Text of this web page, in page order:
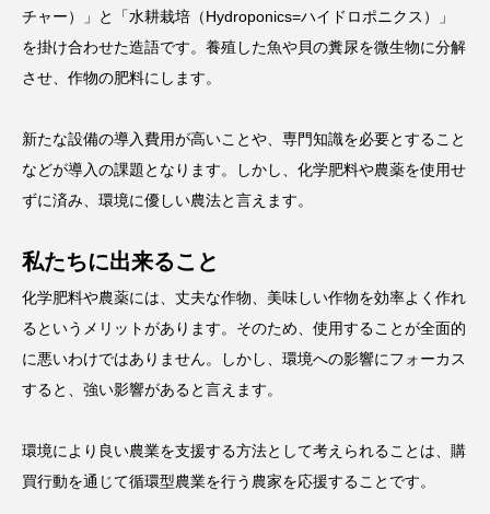
チャー）」と「水耕栽培（Hydroponics=ハイドロポニクス）」
を掛け合わせた造語です。養殖した魚や貝の糞尿を微生物に分解
させ、作物の肥料にします。
新たな設備の導入費用が高いことや、専門知識を必要とすること
などが導入の課題となります。しかし、化学肥料や農薬を使用せ
ずに済み、環境に優しい農法と言えます。
私たちに出来ること
化学肥料や農薬には、丈夫な作物、美味しい作物を効率よく作れ
るというメリットがあります。そのため、使用することが全面的
に悪いわけではありません。しかし、環境への影響にフォーカス
すると、強い影響があると言えます。
環境により良い農業を支援する方法として考えられることは、購
買行動を通じて循環型農業を行う農家を応援することです。